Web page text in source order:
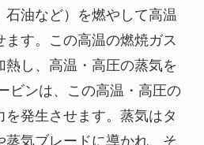
油など）を燃やして高温
す。この高温の燃焼ガス
熱し、高温・高圧の蒸気を
ビンは、この高温・高圧の
発生させます。蒸気はタ
蒸気ブレードに導かれ、そ